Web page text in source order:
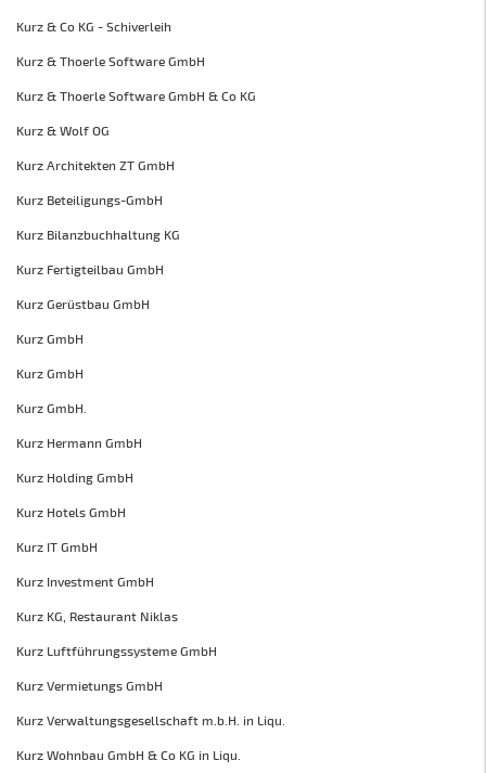
Kurz & Co KG - Schiverleih
Kurz & Thoerle Software GmbH
Kurz & Thoerle Software GmbH & Co KG
Kurz & Wolf OG
Kurz Architekten ZT GmbH
Kurz Beteiligungs-GmbH
Kurz Bilanzbuchhaltung KG
Kurz Fertigteilbau GmbH
Kurz Gerüstbau GmbH
Kurz GmbH
Kurz GmbH
Kurz GmbH.
Kurz Hermann GmbH
Kurz Holding GmbH
Kurz Hotels GmbH
Kurz IT GmbH
Kurz Investment GmbH
Kurz KG, Restaurant Niklas
Kurz Luftführungssysteme GmbH
Kurz Vermietungs GmbH
Kurz Verwaltungsgesellschaft m.b.H. in Liqu.
Kurz Wohnbau GmbH & Co KG in Liqu.